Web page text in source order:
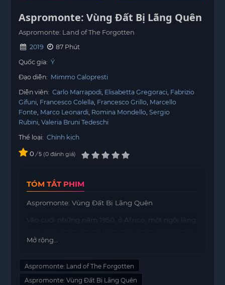
Aspromonte: Vùng Đất Bị Lãng Quên
Aspromonte: Land of The Forgotten
2019
87 Phút
Quốc gia: Ý
Đạo diễn: Mimmo Calopresti
Diễn viên: Carlo Marrapodi Elisabetta Gregoraci Fabrizio
Gifuni Francesco Colella Francesco Grillo Marcello
Fonte Marco Leonardi Romina Mondello Sergio
Rubini Valeria Bruni Tedeschi
Thể loại: Chính kịch
0 / 5 0 đánh giá
TÓM TẮT PHIM
Aspromonte: Vùng Đất Bị Lãng Quên
Vào cuối những năm 1950, ở Africo, một ngôi làng
một bi kịch đã xảy ra khi một phụ nữ chết khi
làng không có con đường nào nối với các khu vực
lân cận, điều này đã khiến cho người dân nơi đây
Mở rộng...
Aspromonte: Land of The Forgotten
Aspromonte: Vùng Đất Bị Lãng Quên